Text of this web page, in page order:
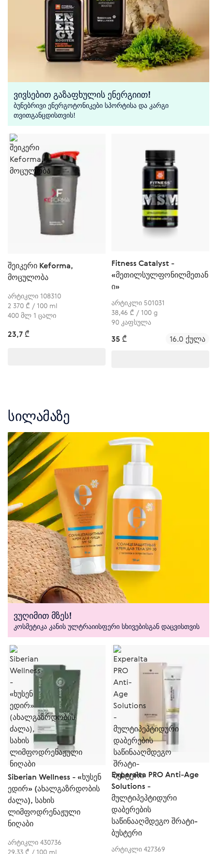
ვივსებით გაზაფხულის ენერგიით!
ბუნებრივი ენერგოტონიკები სპორტისა და კარგი
თვითგანცდისთვის!
შეიკერი Keforma,
მოცულობა
არტიკლი 108310
2 370 ₾ / 100 ml
400 მლ 1 ცალი
23,7 ₾
Fitness Catalyst -
«მეთილსულფონილმეთან
ი»
არტიკლი 501031
38,46 ₾ / 100 g
90 კაფსულა
35 ₾ 16.0 ქულა
სილამაზე
ვუღიმით მზეს!
კოსმეტიკა კანის ულტრაიისფერი სხივებისგან დაცვისთვის
Siberian Wellness - «ხუსენ
ედირ» (ახალგაზრდობის
ძალა), სახის
ლიმფოდრენაჟული
ნიღაბი
არტიკლი 430736
29,33 ₾ / 100 ml
Experalta PRO Anti-Age
Solutions -
მულტიპეპტიდური
დაბერების
საწინააღმდეგო შრატი-
ბუსტერი
არტიკლი 427369